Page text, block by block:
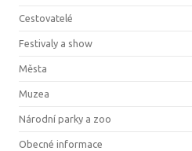
Cestovatelé
Festivaly a show
Města
Muzea
Národní parky a zoo
Obecné informace